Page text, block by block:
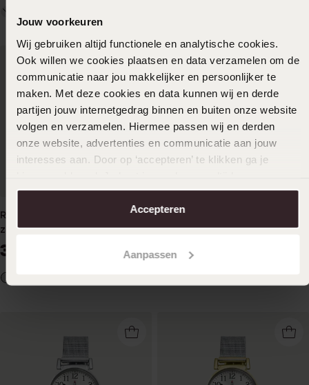
Jouw voorkeuren
Wij gebruiken altijd functionele en analytische cookies.
Ook willen we cookies plaatsen en data verzamelen om de
communicatie naar jou makkelijker en persoonlijker te
maken. Met deze cookies en data kunnen wij en derde
partijen jouw internetgedrag binnen en buiten onze website
volgen en verzamelen. Hiermee passen wij en derden
onze website, advertenties en communicatie aan jouw
interesses aan. Door op ‘accepteren’ te klikken ga je
aanpassen. Lees er meer over in onscookiebeleid.
Accepteren
Aanpassen
Regal mesh horloge met
zilverkleurige band
39
CLUSE - La Tétragone
horloge meshband
99